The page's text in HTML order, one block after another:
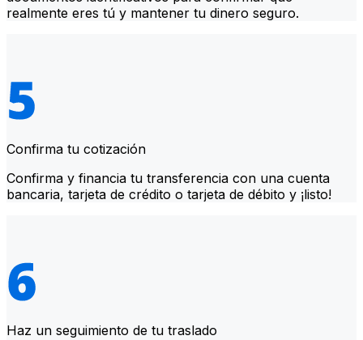
realmente eres tú y mantener tu dinero seguro.
Confirma tu cotización
Confirma y financia tu transferencia con una cuenta
bancaria, tarjeta de crédito o tarjeta de débito y ¡listo!
Haz un seguimiento de tu traslado